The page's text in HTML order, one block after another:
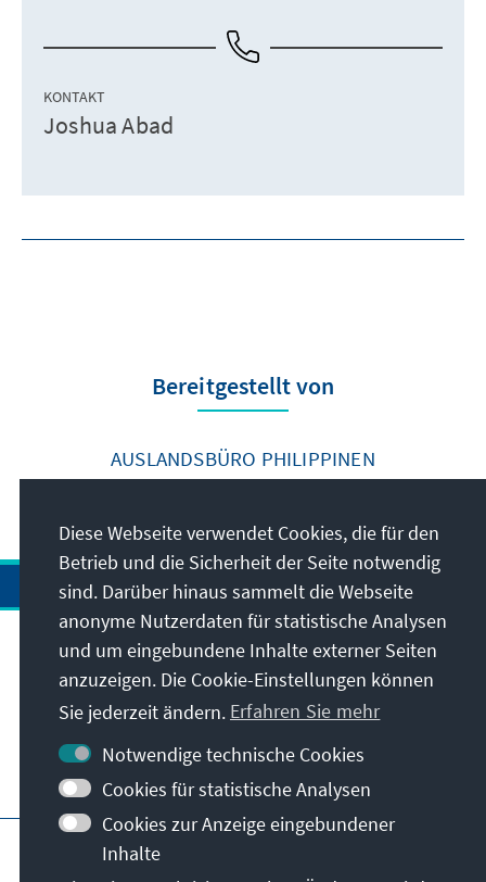
KONTAKT
Joshua Abad
Bereitgestellt von
AUSLANDSBÜRO PHILIPPINEN
Anschrift
Kontakt
Besuchen Sie auch
Hauptseite der KAS Impressum
Diese Webseite verwendet Cookies, die für den
Betrieb und die Sicherheit der Seite notwendig
sind. Darüber hinaus sammelt die Webseite
anonyme Nutzerdaten für statistische Analysen
und um eingebundene Inhalte externer Seiten
anzuzeigen. Die Cookie-Einstellungen können
Sie jederzeit ändern. Erfahren Sie mehr
Notwendige technische Cookies
Cookies für statistische Analysen
Cookies zur Anzeige eingebundener
Inhalte